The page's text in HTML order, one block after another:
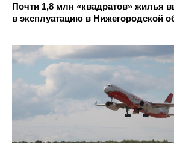
Почти 1,8 млн «квадратов» жилья
в эксплуатацию в Нижегородской